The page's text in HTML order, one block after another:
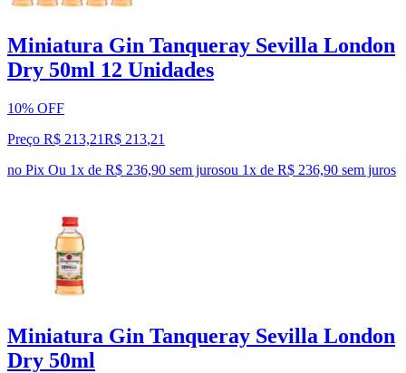
Miniatura Gin Tanqueray Sevilla London
Dry 50ml 12 Unidades
10% OFF
Preço R$ 213,21R$ 213,21
no Pix Ou 1x de R$ 236,90 sem jurosou 1x de R$ 236,90 sem juros
Miniatura Gin Tanqueray Sevilla London
Dry 50ml